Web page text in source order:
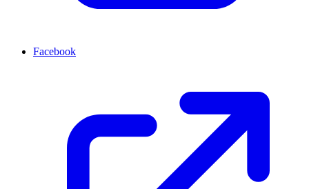
Facebook